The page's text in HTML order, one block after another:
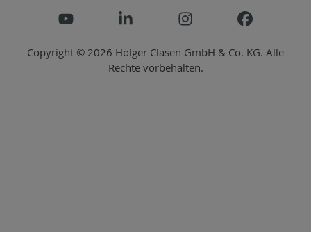
Copyright © 2026 Holger Clasen GmbH & Co. KG. Alle
Rechte vorbehalten.